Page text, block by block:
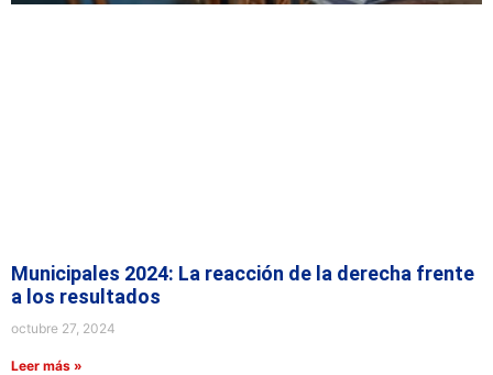
Municipales 2024: La reacción de la derecha frente
a los resultados
octubre 27, 2024
Leer más »